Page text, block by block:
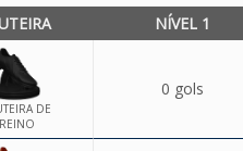
NÍVEL 1
DE
0 gols